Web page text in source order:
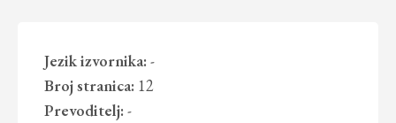
Jezik izvornika: -
Broj stranica: 12
Prevoditelj: -